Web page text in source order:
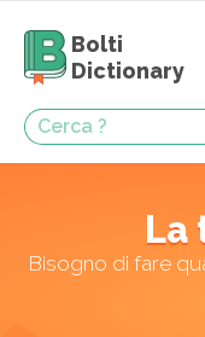
Bolti
Dictionary
La
Bisogno di fare